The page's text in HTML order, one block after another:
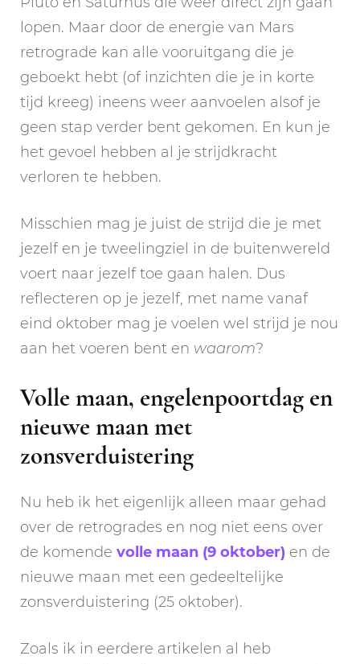
lopen. Maar door de energie van Mars
retrograde kan alle vooruitgang die je
geboekt hebt (of inzichten die je in korte
tijd kreeg) ineens weer aanvoelen alsof je
geen stap verder bent gekomen. En kun je
het gevoel hebben al je strijdkracht
verloren te hebben.
Misschien mag je juist de strijd die je met
jezelf en je tweelingziel in de buitenwereld
voert naar jezelf toe gaan halen. Dus
reflecteren op je jezelf, met name vanaf
eind oktober mag je voelen wel strijd je nou
aan het voeren bent en waarom?
Volle maan, engelenpoortdag en
nieuwe maan met
zonsverduistering
Nu heb ik het eigenlijk alleen maar gehad
over de retrogrades en nog niet eens over
de komende volle maan (9 oktober) en de
nieuwe maan met een gedeeltelijke
zonsverduistering (25 oktober).
Zoals ik in eerdere artikelen al heb